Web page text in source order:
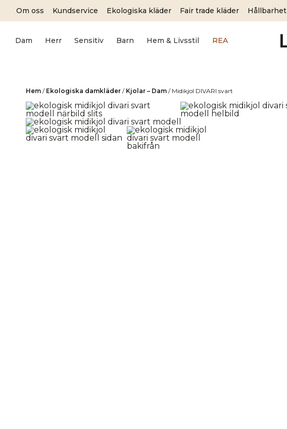
Om oss Kundservice Ekologiska kläder Fair trade kläder Hållbarhet
Dam Herr Sensitiv Barn Hem & Livsstil REA
Hem / Ekologiska damkläder / Kjolar – Dam / Midikjol DIVARI svart